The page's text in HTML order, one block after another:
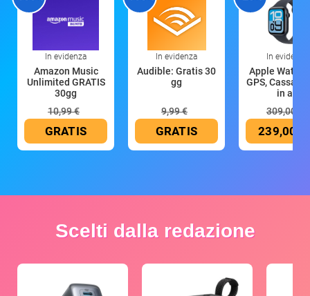
In evidenza
Amazon Music
Unlimited GRATIS
30gg
10,99 €
GRATIS
In evidenza
Audible: Gratis 30
gg
9,99 €
GRATIS
In evidenza
Apple Watch
GPS, Cassa
in all
309,00 €
239,00 €
Scelti dalla redazione